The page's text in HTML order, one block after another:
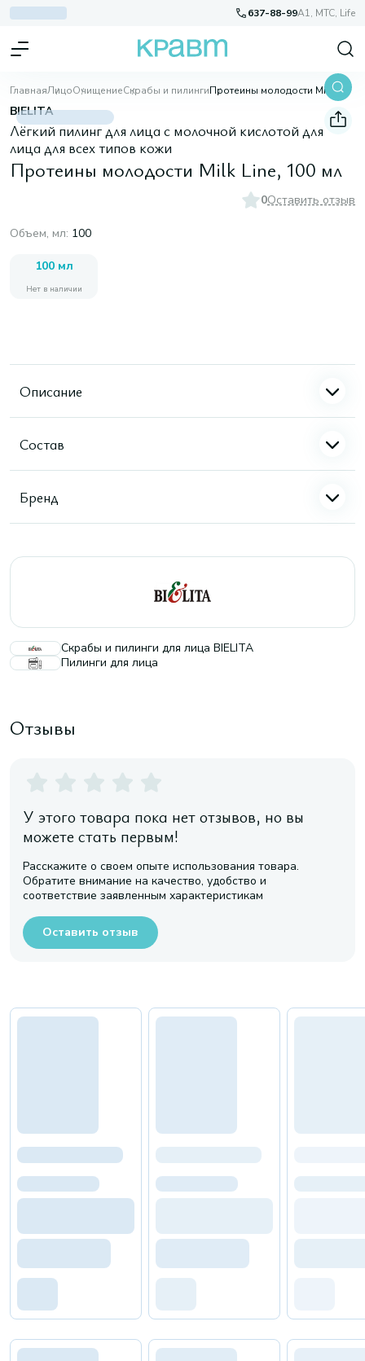
637-88-99A1, МТС, Life
ГлавнаяЛицоОчищениеСкрабы и пилинги Протеины молодости Milk Line, 100 мл
BIELITA
Лёгкий пилинг для лица с молочной кислотой для
лица для всех типов кожи
Протеины молодости Milk Line, 100 мл
0Оставить отзыв
Объем, мл: 100
100 мл
Нет в наличии
Описание
Состав
Бренд
Скрабы и пилинги для лица BIELITA
Пилинги для лица
Отзывы
У этого товара пока нет отзывов, но вы
можете стать первым!
Расскажите о своем опыте использования товара.
Обратите внимание на качество, удобство и
соответствие заявленным характеристикам
Оставить отзыв